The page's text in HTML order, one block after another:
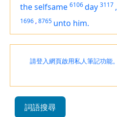
the selfsame 6106day 3117 ,
1696 ,8765 unto him.
請登入網頁啟用私人筆記功能。
詞語搜尋